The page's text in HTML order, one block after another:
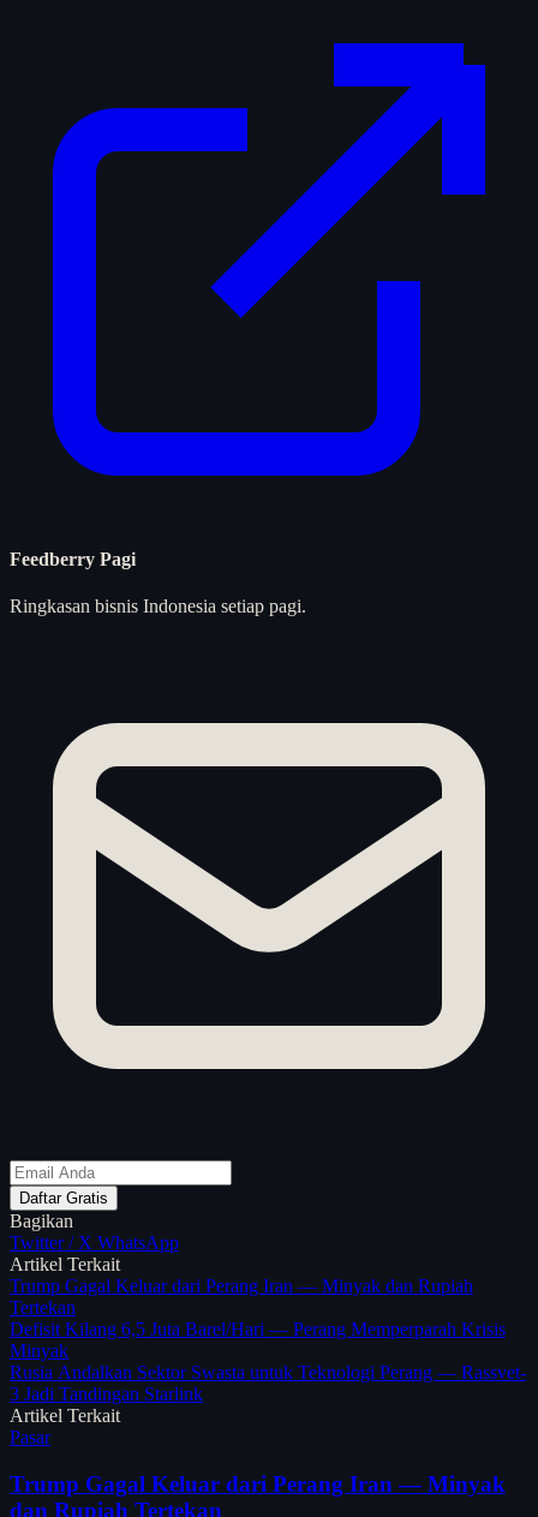
Feedberry Pagi
Ringkasan bisnis Indonesia setiap pagi.
Daftar Gratis
Bagikan
Twitter / X WhatsApp
Artikel Terkait
Trump Gagal Keluar dari Perang Iran — Minyak dan Rupiah
Tertekan
Defisit Kilang 6,5 Juta Barel/Hari — Perang Memperparah Krisis
Minyak
Rusia Andalkan Sektor Swasta untuk Teknologi Perang — Rassvet-
3 Jadi Tandingan Starlink
Artikel Terkait
Pasar
Trump Gagal Keluar dari Perang Iran — Minyak
dan Rupiah Tertekan